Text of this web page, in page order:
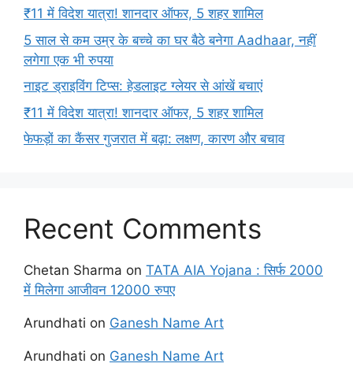
₹11 में विदेश यात्रा! शानदार ऑफर, 5 शहर शामिल
5 साल से कम उम्र के बच्चे का घर बैठे बनेगा Aadhaar, नहीं
लगेगा एक भी रुपया
नाइट ड्राइविंग टिप्स: हेडलाइट ग्लेयर से आंखें बचाएं
₹11 में विदेश यात्रा! शानदार ऑफर, 5 शहर शामिल
फेफड़ों का कैंसर गुजरात में बढ़ा: लक्षण, कारण और बचाव
Recent Comments
Chetan Sharma on TATA AIA Yojana : सिर्फ 2000
में मिलेगा आजीवन 12000 रुपए
Arundhati on Ganesh Name Art
Arundhati on Ganesh Name Art